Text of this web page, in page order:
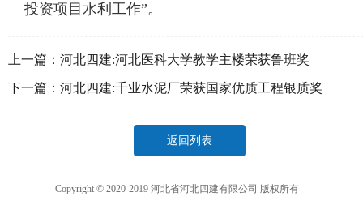
投资项目水利工作”。
上一篇： 河北四建:河北医科大学教学主楼荣获鲁班奖
下一篇： 河北四建:千业水泥厂荣获国家优质工程银质奖
返回列表
Copyright © 2020-2019 河北省河北四建有限公司 版权所有